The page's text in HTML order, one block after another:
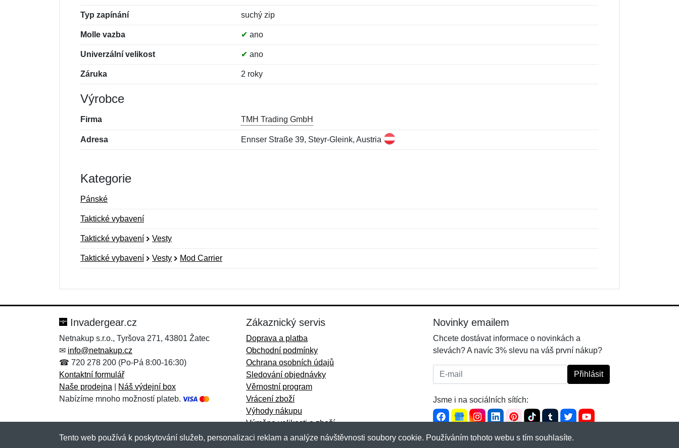
Typ zapínání suchý zip
Molle vazba ✔ ano
Univerzální velikost ✔ ano
Záruka 2 roky
Výrobce
Firma TMH Trading GmbH
Adresa Ennser Straße 39, Steyr-Gleink, Austria
Kategorie
Pánské
Taktické vybavení
Taktické vybavení Vesty
Taktické vybavení Vesty Mod Carrier
Zpráva*
Zpráva*
Invadergear.cz
Netnakup s.r.o., Tyršova 271, 43801 Žatec
✉ info@netnakup.cz
☎ 720 278 200 (Po-Pá 8:00-16:30)
Kontaktní formulář
Naše prodejna
Náš výdejní box
Nabízíme mnoho možností plateb.
Zákaznický servis
Doprava a platba
Obchodní podmínky
Ochrana osobních údajů
Sledování objednávky
Věrnostní program
Vrácení zboží
Výhody nákupu
Výměna velikosti a zboží
Více informací...
Novinky emailem
Chcete dostávat informace o novinkách a
slevách? A navíc 3% slevu na váš první nákup?
E-mail: Přihlásit
Jsme i na sociálních sítích:
Tento web používá k poskytování služeb, personalizaci reklam a analýze návštěvnosti soubory cookie. Používáním tohoto webu s tím souhlasíte.